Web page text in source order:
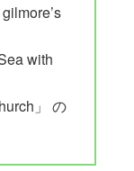
with
」 の